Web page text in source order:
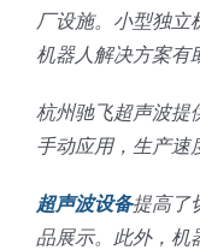
厂设施。小型独立
机器人解决方案有
杭州驰飞超声波提
手动应用，生产速
超声波设备提高了
品展示。此外，机